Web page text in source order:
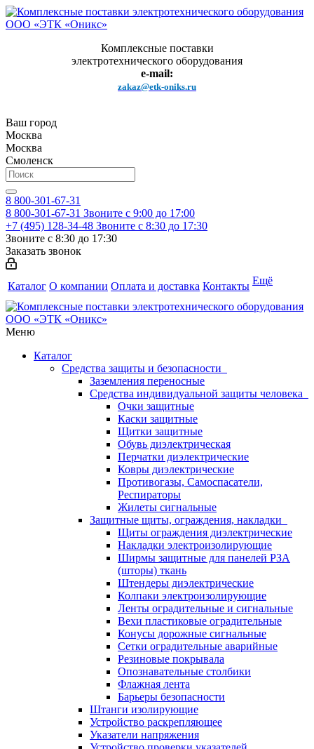
Комплексные поставки
электротехнического оборудования
e-mail:
zakaz@etk-oniks.ru
Ваш город
Москва
Москва
Смоленск
8 800-301-67-31
8 800-301-67-31 Звоните с 9:00 до 17:00
+7 (495) 128-34-48 Звоните с 8:30 до 17:30
Звоните с 8:30 до 17:30
Заказать звонок
Каталог О компании Оплата и доставка Контакты Ещё
Меню
Каталог
Средства защиты и безопасности
Заземления переносные
Средства индивидуальной защиты человека
Очки защитные
Каски защитные
Щитки защитные
Обувь диэлектрическая
Перчатки диэлектрические
Ковры диэлектрические
Противогазы, Самоспасатели,
Респираторы
Жилеты сигнальные
Защитные щиты, ограждения, накладки
Щиты ограждения диэлектрические
Накладки электроизолирующие
Ширмы защитные для панелей РЗА
(шторы) ткань
Штендеры диэлектрические
Колпаки электроизолирующие
Ленты оградительные и сигнальные
Вехи пластиковые оградительные
Конусы дорожные сигнальные
Сетки оградительные аварийные
Резиновые покрывала
Опознавательные столбики
Флажная лента
Барьеры безопасности
Штанги изолирующие
Устройство раскрепляющее
Указатели напряжения